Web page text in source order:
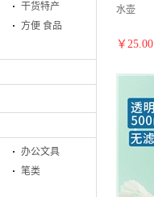
干货特产
方便 食品
办公文具
笔类
水壶
￥ 25.00